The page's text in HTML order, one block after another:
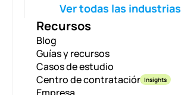
Ver todas las industrias
Recursos
Blog
Guías y recursos
Casos de estudio
Centro de contrataciónInsights